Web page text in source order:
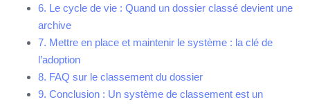
6. Le cycle de vie : Quand un dossier classé devient une
archive
7. Mettre en place et maintenir le système : la clé de
l’adoption
8. FAQ sur le classement du dossier
9. Conclusion : Un système de classement est un